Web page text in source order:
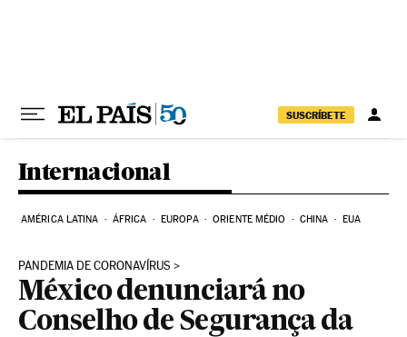
SUSCRÍBETE
Internacional
AMÉRICA LATINA ÁFRICA EUROPA ORIENTE MÉDIO CHINA EUA
PANDEMIA DE CORONAVÍRUS
México denunciará no
Conselho de Segurança da